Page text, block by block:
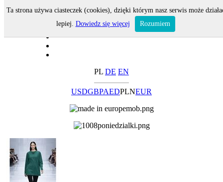
PL DE EN
USDGBPAEDPLNEUR
Ta strona używa ciasteczek (cookies), dzięki którym nasz serwis może
lepiej. Dowiedz się więcej Rozumiem